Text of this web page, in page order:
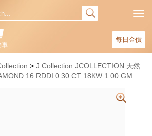
每日金價
車
J Collection JCOLLECTION 天然
16 RDDI 0.30 CT 18KW 1.00 GM